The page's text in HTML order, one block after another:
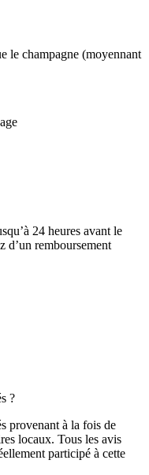
le champagne (moyennant
24 heures avant le
d’un remboursement
?
provenant à la fois de
locaux. Tous les avis
participé à cette